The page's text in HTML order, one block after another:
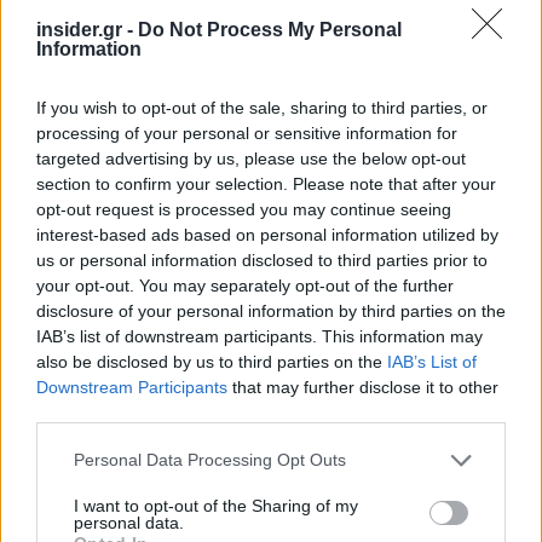
insider.gr - Do Not Process My Personal
Information
If you wish to opt-out of the sale, sharing to third parties, or
processing of your personal or sensitive information for
targeted advertising by us, please use the below opt-out
section to confirm your selection. Please note that after your
opt-out request is processed you may continue seeing
interest-based ads based on personal information utilized by
us or personal information disclosed to third parties prior to
your opt-out. You may separately opt-out of the further
disclosure of your personal information by third parties on the
IAB’s list of downstream participants. This information may
also be disclosed by us to third parties on the IAB’s List of
Downstream Participants that may further disclose it to other
Please note that this website/app uses one or more Google
not limited to your visit or usage behaviour. You may click to
grant or deny consent to Google and its third-party tags to
Personal Data Processing Opt Outs
I want to opt-out of the Sharing of my
personal data.
«κλείδωμα» ιστοσελίδων μέσω της blacklist της
ΕΕΕΠ, αλλά και αυστηροποίηση των κανόνων
χρησιμοποιούνται ως «βιτρίνες» παράνομου
στοιχηματισμού.
Η αγορά θεωρεί ότι το συγκεκριμένο πεδίο είναι
κρίσιμο, καθώς πλέον μεγάλο μέρος της
«στρατολόγησης» παικτών γίνεται μέσα από
TikTok, Instagram, Telegram και κλειστές ομάδες
στα social media.
Το κρίσιμο ζήτημα των πληρωμών
Πέρα όμως από τα sites και τις διαφημίσεις, το
βασικό ζητούμενο για την αγορά είναι ο
περιορισμός της ροής χρήματος προς μη